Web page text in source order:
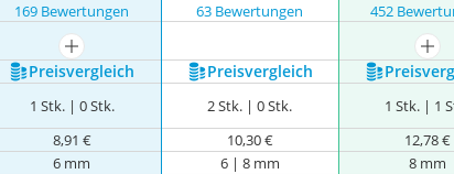
169 Bewertungen 63 Bewertungen 452
mehr anzeigen
Preis­vergleich Preis­vergleich
1 Stk. | 0 Stk. 2 Stk. | 0 Stk. 1 Stk. | 1
8,91 € 10,30 € 12,78 €
6 mm 6 | 8 mm 8 mm